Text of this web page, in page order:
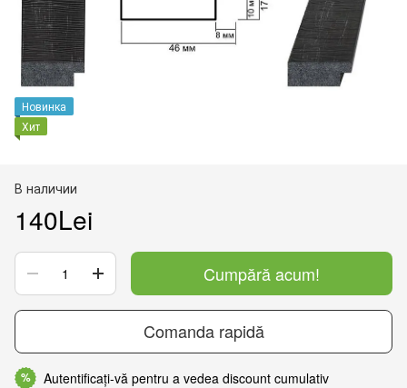
Новинка
Хит
В наличии
140Lei
Cumpără acum!
Comanda rapidă
% Autentificați-vă pentru a vedea discount cumulativ